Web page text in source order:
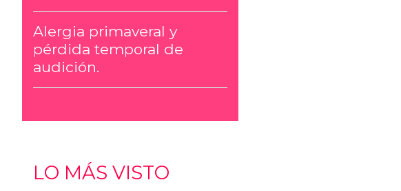
Alergia primaveral y
pérdida temporal de
audición.
LO MÁS VISTO